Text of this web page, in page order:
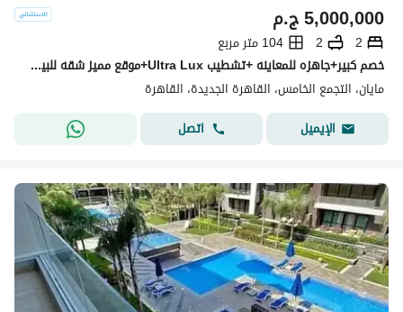
ج.م5,000,000
2
2
104 متر مربع
خصم كبير+جاهزه للمعاينه +تشطيب Ultra Lux+موقع مميز شقه للبيع في كمبوند مايان التجمع الخامس بين سوان ليك حسن علام و LMD دقايق من HYDE PARK & MIVIDA
مايان، التجمع الخامس، القاهرة الجديدة، القاهرة
الإيميل
اتصل